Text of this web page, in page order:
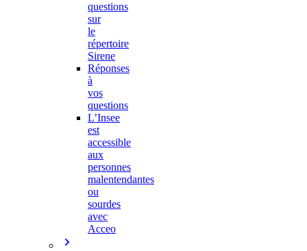
questions
sur
le
répertoire
Sirene
Réponses
à
vos
questions
L’Insee
est
accessible
aux
personnes
malentendantes
ou
sourdes
avec
Acceo